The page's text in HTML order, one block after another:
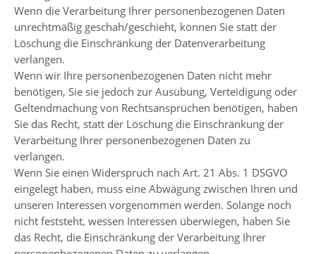
Wenn die Verarbeitung Ihrer personenbezogenen Daten
unrechtmäßig geschah/geschieht, können Sie statt der
Löschung die Einschränkung der Datenverarbeitung
verlangen.
Wenn wir Ihre personenbezogenen Daten nicht mehr
benötigen, Sie sie jedoch zur Ausübung, Verteidigung oder
Geltendmachung von Rechtsansprüchen benötigen, haben
Sie das Recht, statt der Löschung die Einschränkung der
Verarbeitung Ihrer personenbezogenen Daten zu
verlangen.
Wenn Sie einen Widerspruch nach Art. 21 Abs. 1 DSGVO
eingelegt haben, muss eine Abwägung zwischen Ihren und
unseren Interessen vorgenommen werden. Solange noch
nicht feststeht, wessen Interessen überwiegen, haben Sie
das Recht, die Einschränkung der Verarbeitung Ihrer